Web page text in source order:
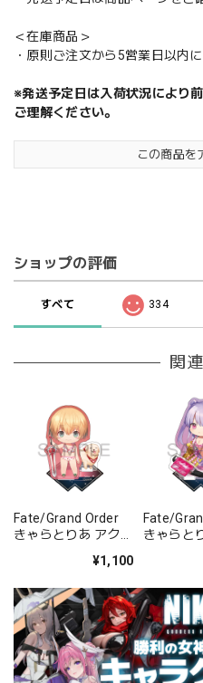
＜在庫商品＞
・原則ご注文から5営業日以内
※発送予定日は入荷状況により
ご理解ください。
この商品を
ショップの評価
すべて 334
関
Fate/Grand Order
きゃらとりあ アクリ
¥1,100
Fate/
きゃらと
ー/パッ